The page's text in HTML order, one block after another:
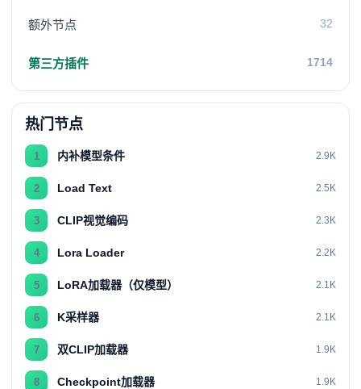
额外节点 32
第三方插件 1714
热门节点
1 内补模型条件 2.9K
2 Load Text 2.5K
3 CLIP视觉编码 2.3K
4 Lora Loader 2.2K
5 LoRA加载器（仅模型） 2.1K
6 K采样器 2.1K
7 双CLIP加载器 1.9K
8 Checkpoint加载器 1.9K